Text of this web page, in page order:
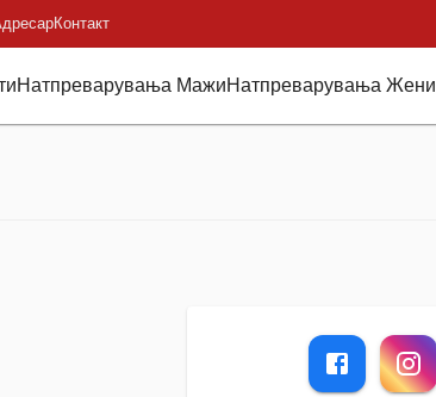
Контакт
Натпреварувања МажиНатпреварувања Жени